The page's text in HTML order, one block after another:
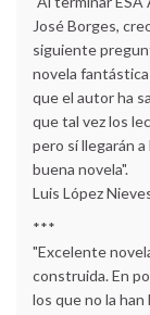
José Borges,
siguiente
novela fantástica
que el autor ha
que tal vez los
pero sí llegarán
buena novela".
Luis López
***
"Excelente
construida. En
los que no la han